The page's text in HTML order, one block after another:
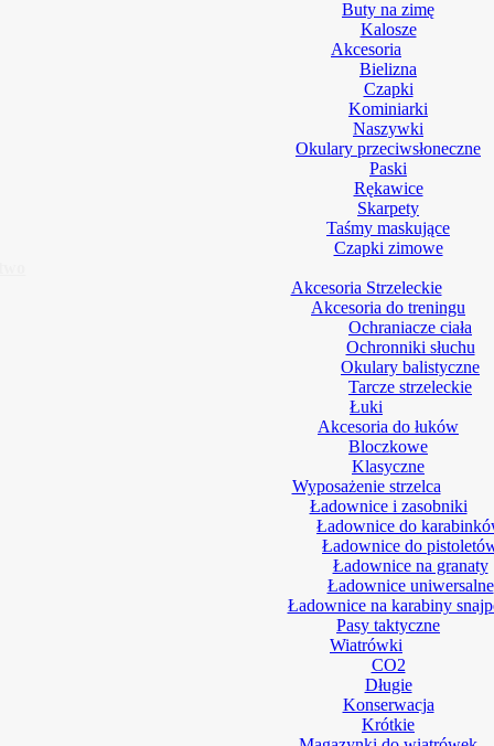
Buty na zimę
Kalosze
Akcesoria
Bielizna
Czapki
Kominiarki
Naszywki
Okulary przeciwsłoneczne
Paski
Rękawice
Skarpety
Taśmy maskujące
Czapki zimowe
Akcesoria Strzeleckie
Akcesoria do treningu
Ochraniacze ciała
Ochronniki słuchu
Okulary balistyczne
Tarcze strzeleckie
Łuki
Akcesoria do łuków
Bloczkowe
Klasyczne
Wyposażenie strzelca
Ładownice i zasobniki
Ładownice do
Ładownice do
Ładownice na granaty
Ładownice uniwersalne
Ładownice na karabiny
Pasy taktyczne
Wiatrówki
CO2
Długie
Konserwacja
Krótkie